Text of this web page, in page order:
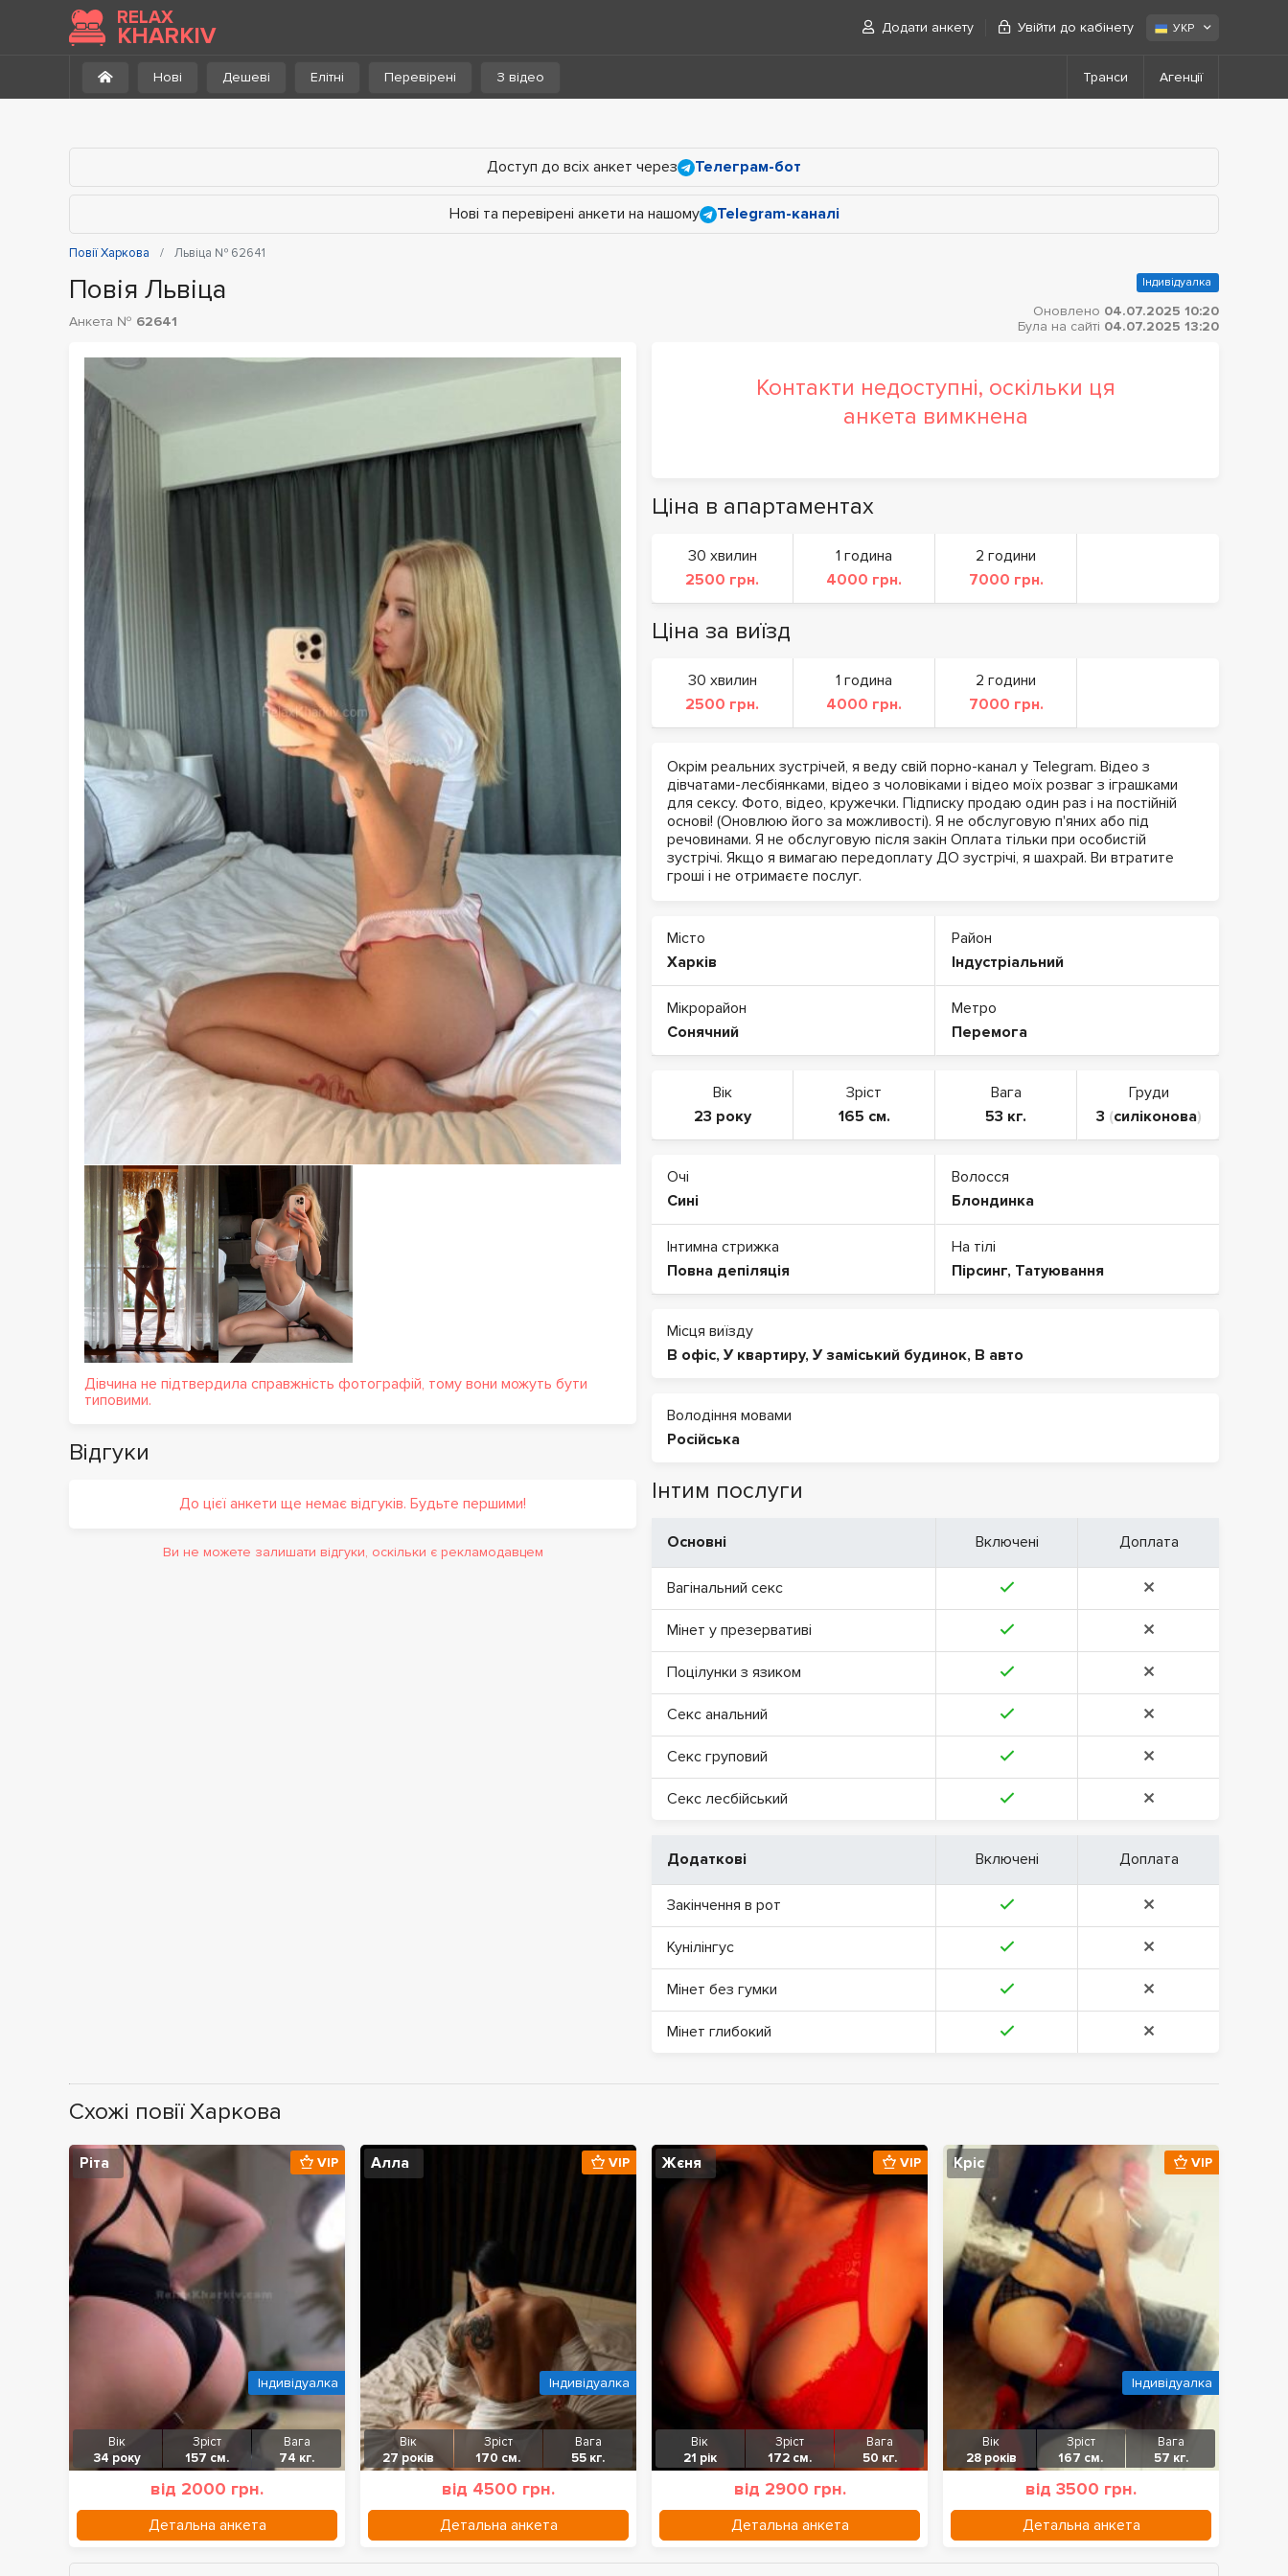
RELAX
KHARKIV Додати анкету Увійти до кабінету УКР
Нові Дешеві Елітні Перевірені З відео Транси Агенції
Доступ до всіх анкет через Телеграм-бот
Нові та перевірені анкети на нашому Telegram-каналі
Повії Харкова Львіца № 62641
Повія Львіца
Анкета № 62641
Індивідуалка
Оновлено 04.07.2025 10:20
Була на сайті 04.07.2025 13:20
Контакти недоступні, оскільки ця
анкета вимкнена
Дівчина не підтвердила справжність фотографій, тому вони можуть бути
типовими.
Ціна в апартаментах
30 хвилин
2500 грн.
1 година
4000 грн.
2 години
7000 грн.
Ціна за виїзд
30 хвилин
2500 грн.
1 година
4000 грн.
2 години
7000 грн.
Окрім реальних зустрічей, я веду свій порно-канал у Telegram. Відео з
дівчатами-лесбіянками, відео з чоловіками і відео моїх розваг з іграшками
для сексу. Фото, відео, кружечки. Підписку продаю один раз і на постійній
основі! (Оновлюю його за можливості). Я не обслуговую п'яних або під
речовинами. Я не обслуговую після закін Оплата тільки при особистій
зустрічі. Якщо я вимагаю передоплату ДО зустрічі, я шахрай. Ви втратите
гроші і не отримаєте послуг.
Місто
Харків
Район
Індустріальний
Мікрорайон
Сонячний
Метро
Перемога
Вік
23 року
Зріст
165 см.
Вага
53 кг.
Груди
3 (силіконова)
Очі
Сині
Волосся
Блондинка
Інтимна стрижка
Повна депіляція
На тілі
Пірсинг, Татуювання
Місця виїзду
В офіс, У квартиру, У заміський будинок, В авто
Володіння мовами
Російська
Інтим послуги
Основні Включені Доплата
Вагінальний секс
Мінет у презервативі
Поцілунки з язиком
Секс анальний
Секс груповий
Секс лесбійський
Додаткові Включені Доплата
Закінчення в рот
Кунілінгус
Мінет без гумки
Мінет глибокий
Відгуки
До цієї анкети ще немає відгуків. Будьте першими!
Ви не можете залишати відгуки, оскільки є рекламодавцем
Схожі повії Харкова
Ріта
Вік
34 року
Зріст
157 см.
Вага
74 кг.
від 2000 грн.
Детальна анкета
VIP
Індивідуалка
Алла
Вік
27 років
Зріст
170 см.
Вага
55 кг.
від 4500 грн.
Детальна анкета
VIP
Індивідуалка
Жєня
Вік
21 рік
Зріст
172 см.
Вага
50 кг.
від 2900 грн.
Детальна анкета
VIP Кріс
Вік
28 років
Зріст
167 см.
Вага
57 кг.
від 3500 грн.
Детальна анкета
VIP
Індивідуалка